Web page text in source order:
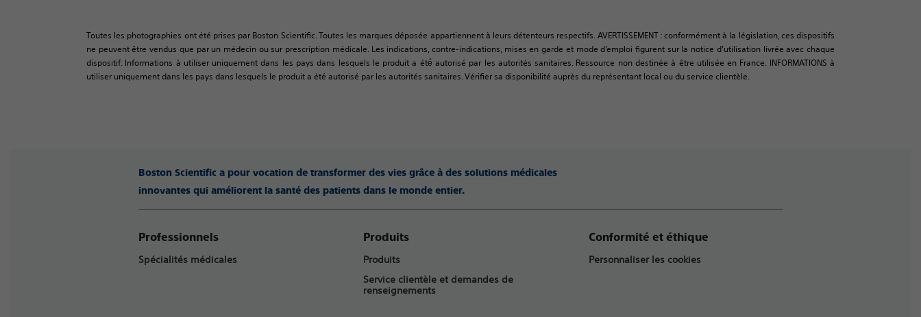
Toutes les photographies ont été prises par Boston Scientific. Toutes les marques déposée appartiennent à leurs détenteurs respectifs. AVERTISSEMENT : conformément à la législation, ces dispositifs
ne peuvent être vendus que par un médecin ou sur prescription médicale. Les indications, contre-indications, mises en garde et mode d’emploi figurent sur la notice d’utilisation livrée avec chaque
dispositif. Informations à utiliser uniquement dans les pays dans lesquels le produit a été́ autorisé par les autorités sanitaires. Ressource non destinée à être utilisée en France. INFORMATIONS à
utiliser uniquement dans les pays dans lesquels le produit a été autorisé par les autorités sanitaires. Vérifier sa disponibilité auprès du représentant local ou du service clientèle.
Boston Scientific a pour vocation de transformer des vies grâce à des solutions médicales
innovantes qui améliorent la santé des patients dans le monde entier.
Professionnels
Spécialités médicales
Produits
Produits
Service clientèle et demandes de
renseignements
Conformité et éthique
Personnaliser les cookies